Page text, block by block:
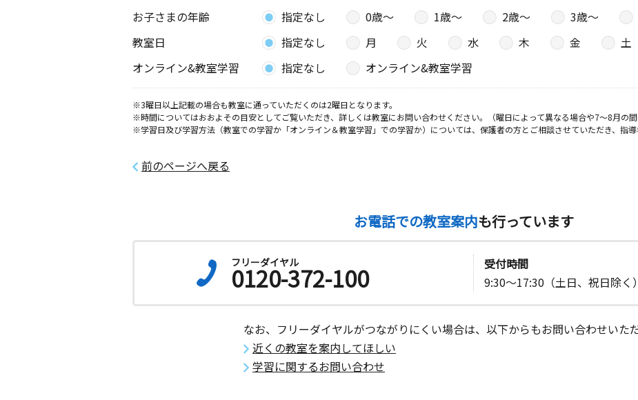
お子さまの年齢 指定なし 0歳〜 1歳〜 2歳〜 3歳〜
教室日
指定なし 月 火 水 木 金
土
オンライン&教室学習
指定なし オンライン&教室学習
※3曜日以上記載の場合も教室に通っていただくのは2曜日となります。
※時間についてはおおよその目安としてご覧いただき、詳しくは教室にお問い合わせください。（曜日によって異なる場合や7～8月の間
※学習日及び学習方法（教室での学習か「オンライン＆教室学習」での学習か）については、保護者の方とご相談させていただき、指導
前のページへ戻る
お電話での教室案内も行っています
フリーダイヤル
0120-372-100
受付時間
9:30～17:30（土日、祝日除く）
なお、フリーダイヤルがつながりにくい場合は、以下からもお問い合わせいただ
近くの教室を案内してほしい
学習に関するお問い合わせ